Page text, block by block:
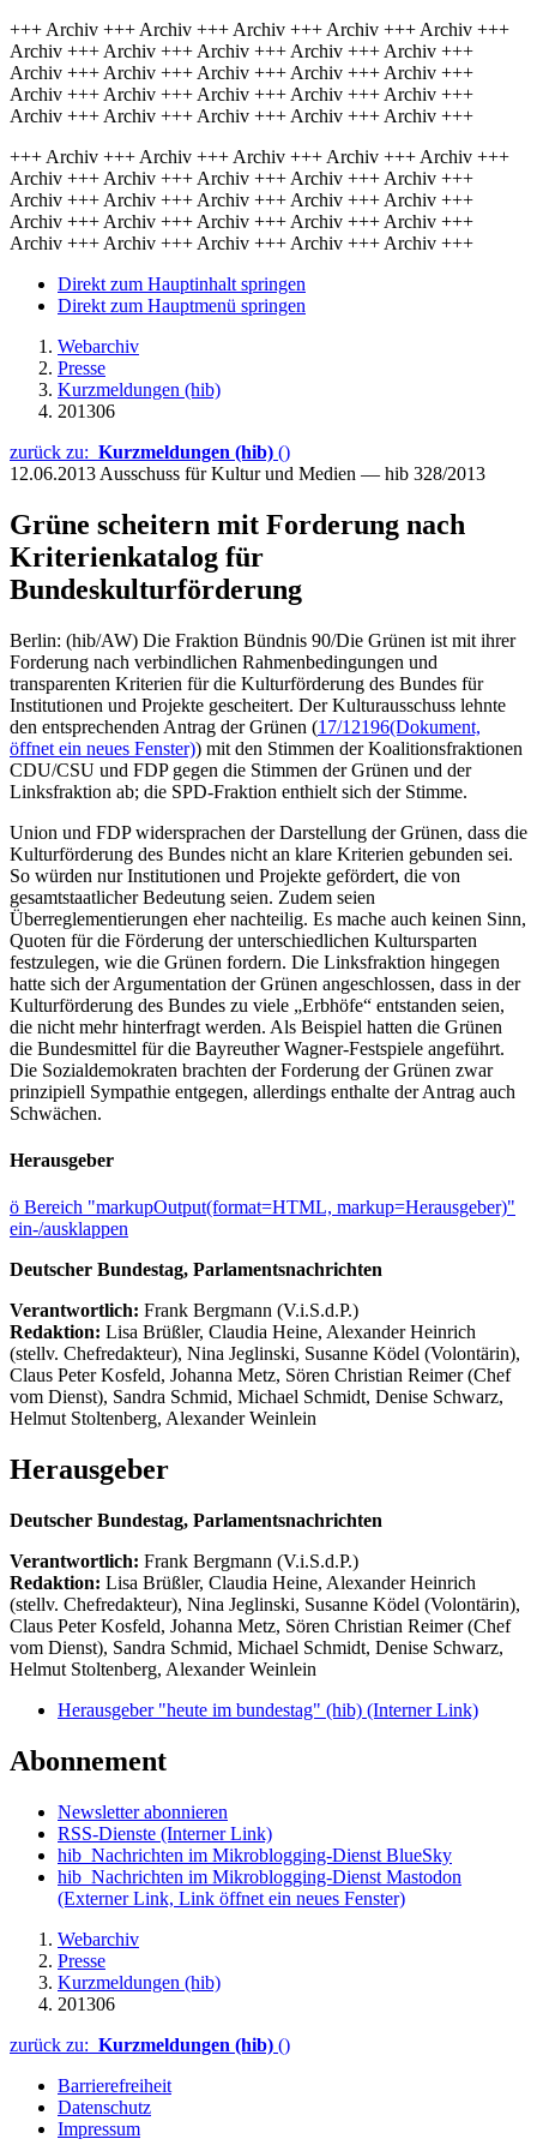
+++ Archiv +++ Archiv +++ Archiv +++ Archiv +++ Archiv +++
Archiv +++ Archiv +++ Archiv +++ Archiv +++ Archiv +++
Archiv +++ Archiv +++ Archiv +++ Archiv +++ Archiv +++
Archiv +++ Archiv +++ Archiv +++ Archiv +++ Archiv +++
Archiv +++ Archiv +++ Archiv +++ Archiv +++ Archiv +++
+++ Archiv +++ Archiv +++ Archiv +++ Archiv +++ Archiv +++
Archiv +++ Archiv +++ Archiv +++ Archiv +++ Archiv +++
Archiv +++ Archiv +++ Archiv +++ Archiv +++ Archiv +++
Archiv +++ Archiv +++ Archiv +++ Archiv +++ Archiv +++
Archiv +++ Archiv +++ Archiv +++ Archiv +++ Archiv +++
Direkt zum Hauptinhalt springen
Direkt zum Hauptmenü springen
Webarchiv
Presse
Kurzmeldungen (hib)
201306
zurück zu: Kurzmeldungen (hib) ()
12.06.2013 Ausschuss für Kultur und Medien — hib 328/2013
Grüne scheitern mit Forderung nach
Kriterienkatalog für
Bundeskulturförderung
Berlin: (hib/AW) Die Fraktion Bündnis 90/Die Grünen ist mit ihrer
Forderung nach verbindlichen Rahmenbedingungen und
transparenten Kriterien für die Kulturförderung des Bundes für
Institutionen und Projekte gescheitert. Der Kulturausschuss lehnte
den entsprechenden Antrag der Grünen (17/12196(Dokument,
öffnet ein neues Fenster)) mit den Stimmen der Koalitionsfraktionen
CDU/CSU und FDP gegen die Stimmen der Grünen und der
Linksfraktion ab; die SPD-Fraktion enthielt sich der Stimme.
Union und FDP widersprachen der Darstellung der Grünen, dass die
Kulturförderung des Bundes nicht an klare Kriterien gebunden sei.
So würden nur Institutionen und Projekte gefördert, die von
gesamtstaatlicher Bedeutung seien. Zudem seien
Überreglementierungen eher nachteilig. Es mache auch keinen Sinn,
Quoten für die Förderung der unterschiedlichen Kultursparten
festzulegen, wie die Grünen fordern. Die Linksfraktion hingegen
hatte sich der Argumentation der Grünen angeschlossen, dass in der
Kulturförderung des Bundes zu viele „Erbhöfe“ entstanden seien,
die nicht mehr hinterfragt werden. Als Beispiel hatten die Grünen
die Bundesmittel für die Bayreuther Wagner-Festspiele angeführt.
Die Sozialdemokraten brachten der Forderung der Grünen zwar
prinzipiell Sympathie entgegen, allerdings enthalte der Antrag auch
Schwächen.
Herausgeber
ö Bereich "markupOutput(format=HTML, markup=Herausgeber)"
ein-/ausklappen
Deutscher Bundestag, Parlamentsnachrichten
Verantwortlich: Frank Bergmann (V.i.S.d.P.)
Redaktion: Lisa Brüßler, Claudia Heine, Alexander Heinrich
(stellv. Chefredakteur), Nina Jeglinski, Susanne Ködel (Volontärin),
Claus Peter Kosfeld, Johanna Metz, Sören Christian Reimer (Chef
vom Dienst), Sandra Schmid, Michael Schmidt, Denise Schwarz,
Helmut Stoltenberg, Alexander Weinlein
Herausgeber
Deutscher Bundestag, Parlamentsnachrichten
Verantwortlich: Frank Bergmann (V.i.S.d.P.)
Redaktion: Lisa Brüßler, Claudia Heine, Alexander Heinrich
(stellv. Chefredakteur), Nina Jeglinski, Susanne Ködel (Volontärin),
Claus Peter Kosfeld, Johanna Metz, Sören Christian Reimer (Chef
vom Dienst), Sandra Schmid, Michael Schmidt, Denise Schwarz,
Helmut Stoltenberg, Alexander Weinlein
Herausgeber "heute im bundestag" (hib) (Interner Link)
Abonnement
Newsletter abonnieren
RSS-Dienste (Interner Link)
hib_Nachrichten im Mikroblogging-Dienst BlueSky
hib_Nachrichten im Mikroblogging-Dienst Mastodon
(Externer Link, Link öffnet ein neues Fenster)
Webarchiv
Presse
Kurzmeldungen (hib)
201306
zurück zu: Kurzmeldungen (hib) ()
Barrierefreiheit
Datenschutz
Impressum